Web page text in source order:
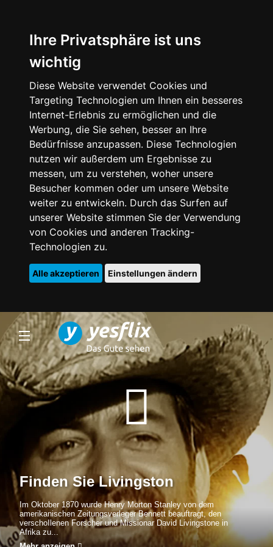
Ihre Privatsphäre ist uns
wichtig
Diese Website verwendet Cookies und
Targeting Technologien um Ihnen ein besseres
Internet-Erlebnis zu ermöglichen und die
Werbung, die Sie sehen, besser an Ihre
Bedürfnisse anzupassen. Diese Technologien
nutzen wir außerdem um Ergebnisse zu
messen, um zu verstehen, woher unsere
Besucher kommen oder um unsere Website
weiter zu entwickeln. Durch das Surfen auf
unserer Website stimmen Sie der Verwendung
von Cookies und anderen Tracking-
Technologien zu.
Alle akzeptieren Einstellungen ändern
Finden Sie Livingston
Im Oktober 1870 wurde Henry Morton Stanley von dem
amerikanischen Zeitungsverleger Bennett beauftragt, den
verschoIlenen Forscher und Missionar David Livingstone in
Afrika zu...